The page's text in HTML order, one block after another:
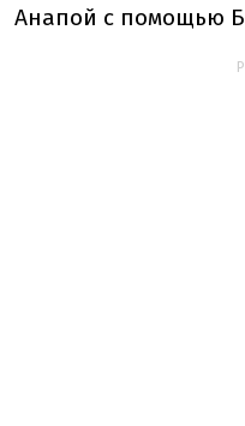
Анапой с помощью